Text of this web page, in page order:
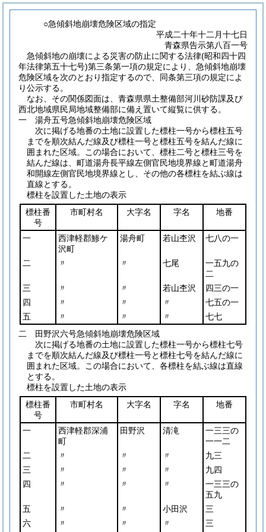
○急傾斜地崩壊危険区域の指定
平成二十年十二月十七日
青森県告示第八百一号
急傾斜地の崩壊による災害の防止に関する法律(昭和四十四
年法律第五十七号)第三条第一項の規定により、急傾斜地崩壊
危険区域を次のとおり指定するので、同条第三項の規定によ
り公示する。
なお、その関係図面は、青森県県土整備部河川砂防課及び
西北地域県民局地域整備部に備え置いて縦覧に供する。
一 湯舟五号急傾斜地崩壊危険区域
次に掲げる地番の土地に設置した標柱一号から標柱五号
までを順次結んだ線及び標柱一号と標柱五号を結んだ線に
囲まれた区域。この場合において、標柱二号と標柱三号を
結んだ線は、町道湯舟長平線左側官民地境界線と町道湯舟
和開線左側官民地境界線とし、その他の各標柱を結ぶ線は
直線とする。
標柱を設置した土地の表示
標柱番
号
市町村名 大字名 字名 地番
一
西津軽郡鯵ケ
沢町
湯舟町 若山杢沢 七八の一
二 〃 〃 七尾
一五九の
二
三
〃 〃 若山杢沢
四三の一
四
〃 〃 〃
七五の一
五
〃 〃 〃
七七
二 田野沢六号急傾斜地崩壊危険区域
次に掲げる地番の土地に設置した標柱一号から標柱七号
までを順次結んだ線及び標柱一号と標柱七号を結んだ線に
囲まれた区域。この場合において、各標柱を結ぶ線は直線
とする。
標柱を設置した土地の表示
標柱番
号
市町村名 大字名 字名 地番
一
西津軽郡深浦
町
田野沢 清滝
一三三の
一一二
二
〃 〃 〃
九三
三
〃 〃 〃
九四
四
〃 〃 〃
一三三の
五九
五
〃 〃 小田沢
三
六
〃 〃 〃 三